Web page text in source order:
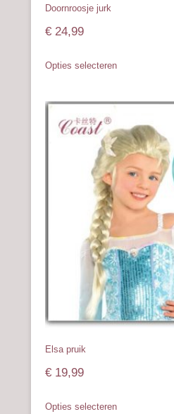
Doornroosje jurk
€ 24,99
Opties selecteren
product
meerdere
Deze
optie
kan
gekozen
worden
de
productpagina
Elsa pruik
€ 19,99
Opties selecteren